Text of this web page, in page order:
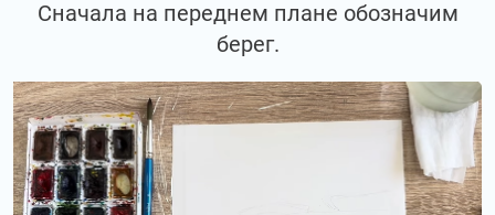
Сначала на переднем плане обозначим
берег.